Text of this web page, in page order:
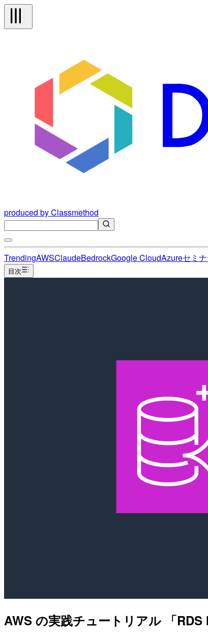
produced by Classmethod
TrendingAWSClaudeBedrockGoogle CloudAzureセミ
目次
AWS の実践チュートリアル 「